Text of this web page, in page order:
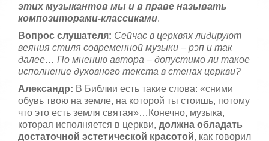
этих музыкантов мы и в праве называть
композиторами-классиками.
Вопрос слушателя: Сейчас в церквях лидируют
веяния стиля современной музыки – рэп и так
далее… По мнению автора – допустимо ли такое
исполнение духовного текста в стенах церкви?
Александр: В Библии есть такие слова: «сними
обувь твою на земле, на которой ты стоишь, потому
что это есть земля святая»…Конечно, музыка,
которая исполняется в церкви, должна обладать
достаточной эстетической красотой, как говорил